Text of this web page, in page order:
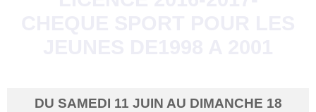
DU SAMEDI 11 JUIN AU DIMANCHE 18